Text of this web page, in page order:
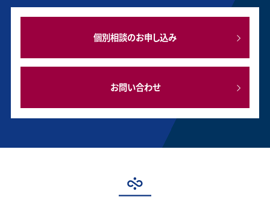
個別相談のお申し込み
お問い合わせ